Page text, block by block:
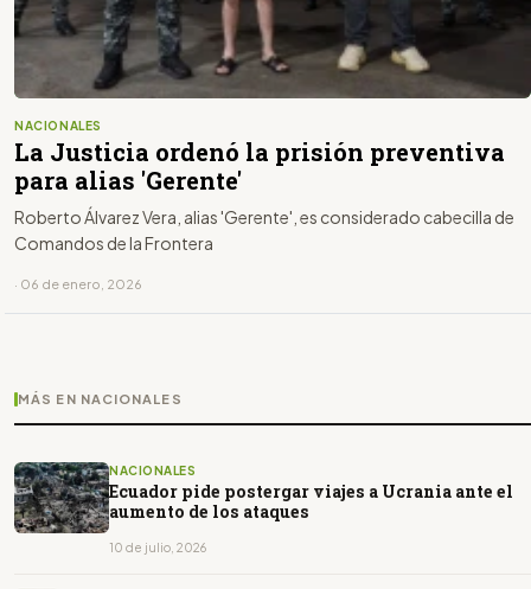
NACIONALES
La Justicia ordenó la prisión preventiva
para alias 'Gerente'
Roberto Álvarez Vera, alias 'Gerente', es considerado cabecilla de
Comandos de la Frontera
· 06 de enero, 2026
MÁS EN NACIONALES
NACIONALES
Ecuador pide postergar viajes a Ucrania ante el
aumento de los ataques
10 de julio, 2026